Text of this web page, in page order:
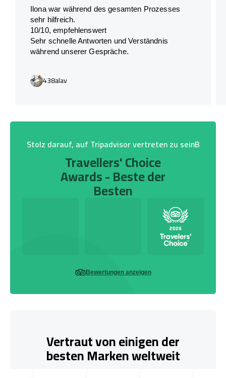
Ilona war während des gesamten Prozesses
sehr hilfreich.
10/10, empfehlenswert
Sehr schnelle Antworten und Verständnis
während unserer Gespräche.
438alav
Stolz darauf, auf Tripadvisor vertreten zu seinB
Travellers' Choice
Awards - Beste der
Besten
Bewertungen anzeigen
Vertraut von einigen der
besten Marken weltweit